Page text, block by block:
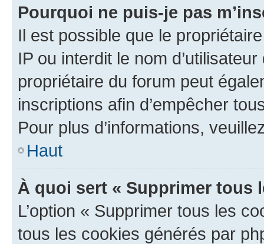
Pourquoi ne puis-je pas
Il est possible que le
IP ou interdit le nom
propriétaire du forum peut
inscriptions afin d’empêcher
Pour plus d’informations,
Haut
À quoi sert « Supprimer tous
L’option « Supprimer tous les
tous les cookies générés par